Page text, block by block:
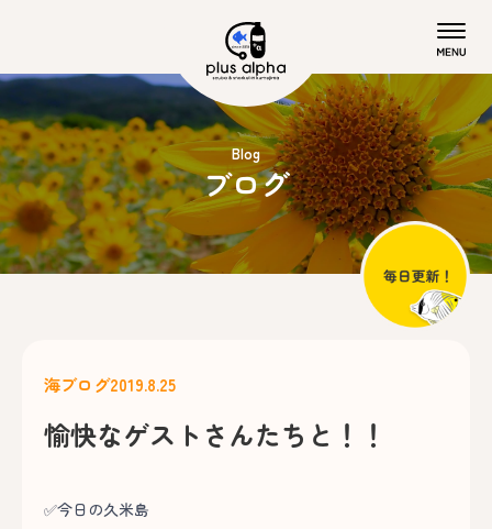
Blog
ブログ
海ブログ2019.8.25
愉快なゲストさんたちと！！
✅今日の久米島